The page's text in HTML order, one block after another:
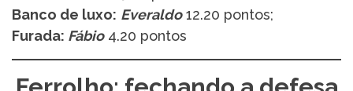
Banco de luxo: Everaldo12.20 pontos;
Furada: Fábio4.20 pontos